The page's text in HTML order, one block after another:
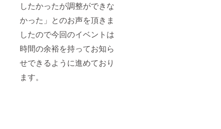
したかったが調整ができな
かった」とのお声を頂きま
したので今回のイベントは
時間の余裕を持ってお知ら
せできるように進めており
ます。